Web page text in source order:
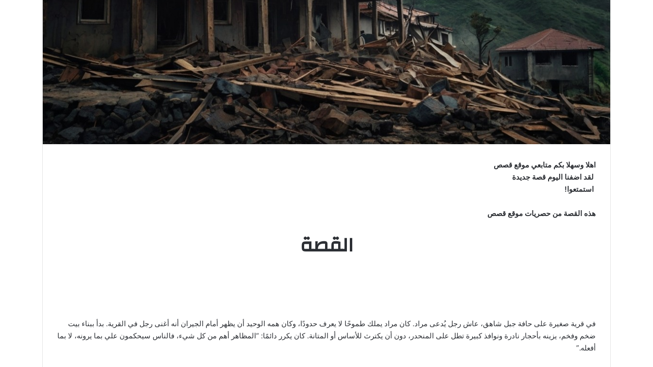
اهلا وسهلا بكم متابعي موقع قصص
لقد اضفنا اليوم قصة جديدة
استمتعوا!
هذه القصة من حصريات موقع قصص
القصة
في قرية صغيرة على حافة جبل شاهق، عاش رجل يُدعى مراد. كان مراد يملك طموحًا لا يعرف حدودًا، وكان همه الوحيد أن يظهر أمام الجيران أنه أغنى رجل في القرية. بدأ ببناء بيت
ضخم وفخم، يزينه بأحجار نادرة ونوافذ كبيرة تطل على المنحدر، دون أن يكترث للأساس أو المتانة. كان يكرر دائمًا: “المظاهر أهم من كل شيء، فالناس سيحكمون علي بما يرونه، لا بما
أفعله.”